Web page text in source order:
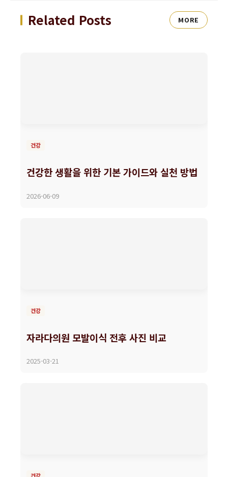
Related Posts MORE
건강
건강한 생활을 위한 기본 가이드와 실천 방법
2026-06-09
건강
자라다의원 모발이식 전후 사진 비교
2025-03-21